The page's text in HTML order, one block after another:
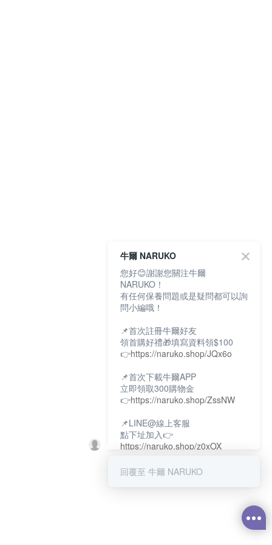
牛爾 NARUKO
您好😊謝謝您關注牛爾
NARUKO！
有任何保養問題或是疑問都可以詢
問小編哦！
📌首次註冊牛爾好友
領首購好禮🎁填寫資料領$100
👉https://naruko.shop/JQx6o
📌首次下載牛爾APP
立即領取300購物金
👉https://naruko.shop/ZssNW
📌LINE@線上客服
點下址加入👉
https://naruko.shop/z0xOX
📌電話客服：02-26581707
回覆至 牛爾 NARUKO